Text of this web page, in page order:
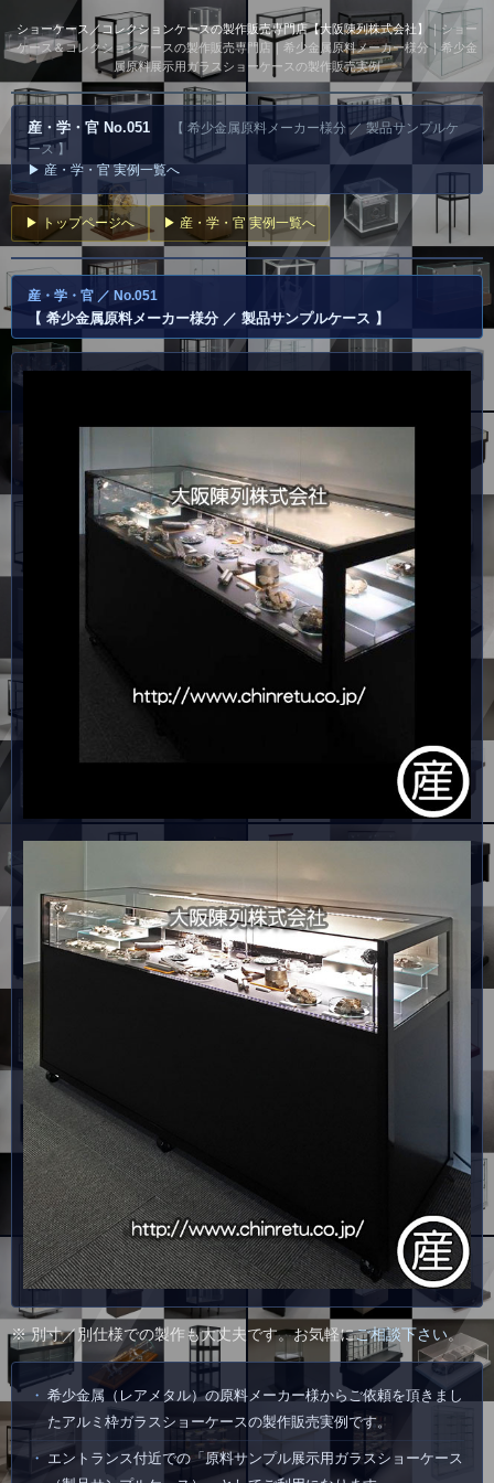
ショーケース／コレクションケースの製作販売専門店【大阪陳列株式会社】｜ショー
ケース＆コレクションケースの製作販売専門店｜希少金属原料メーカー様分｜希少金
属原料展示用ガラスショーケースの製作販売実例
産・学・官 No.051
【 希少金属原料メーカー様分 ／ 製品サンプルケ
ース 】
▶ 産・学・官 実例一覧へ
▶ トップページへ ▶ 産・学・官 実例一覧へ
産・学・官 ／ No.051
【 希少金属原料メーカー様分 ／ 製品サンプルケース 】
※ 別寸／別仕様での製作も大丈夫です。お気軽にご相談下さい。
希少金属（レアメタル）の原料メーカー様からご依頼を頂きまし
たアルミ枠ガラスショーケースの製作販売実例です。
エントランス付近での「原料サンプル展示用ガラスショーケース